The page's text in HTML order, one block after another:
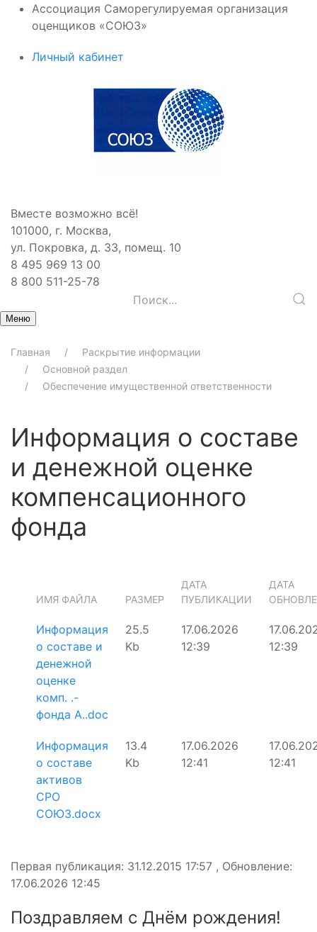
Ассоциация Саморегулируемая организация
оценщиков «СОЮЗ»
Личный кабинет
Вместе возможно всё!
101000, г. Москва,
ул. Покровка, д. 33, помещ. 10
8 495 969 13 00
8 800 511-25-78
Меню
Главная
Раскрытие информации
Основной раздел
Обеспечение имущественной ответственности
Информация о составе
и денежной оценке
компенсационного
фонда
ИМЯ ФАЙЛА РАЗМЕР
ДАТА
ПУБЛИКАЦИИ
ДАТА
Информация
о составе и
денежной
оценке
комп. .-
фонда А..doc
25.5
Kb
17.06.2026
12:39
12:39
Информация
о составе
активов
СРО
СОЮЗ.docx
13.4
Kb
17.06.2026
12:41
12:41
Первая публикация: 31.12.2015 17:57 , Обновление:
17.06.2026 12:45
Поздравляем с Днём рождения!